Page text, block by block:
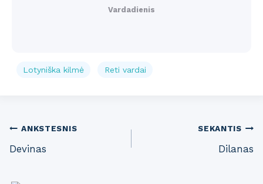
Vardadienis
Lotyniška kilmė Reti vardai
Post
navigation
ANKSTESNIS
Devinas
SEKANTIS
Dilanas